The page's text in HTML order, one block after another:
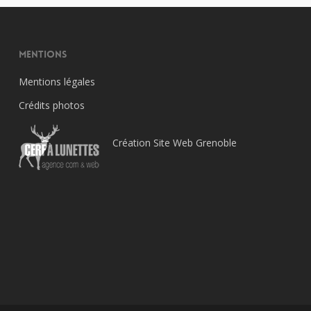
Mentions
Mentions légales
Crédits photos
Création Site Web Grenoble